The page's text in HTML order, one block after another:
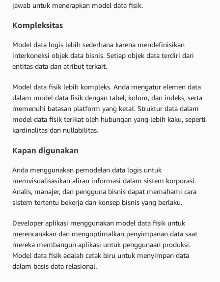
jawab untuk menerapkan model data fisik.
Kompleksitas
Model data logis lebih sederhana karena mendefinisikan
interkoneksi objek data bisnis. Setiap objek data terdiri dari
entitas data dan atribut terkait.
Model data fisik lebih kompleks. Anda mengatur elemen data
dalam model data fisik dengan tabel, kolom, dan indeks, serta
memenuhi batasan platform yang ketat. Struktur data dalam
model data fisik terikat oleh hubungan yang lebih kaku, seperti
kardinalitas dan nullabilitas.
Kapan digunakan
Anda menggunakan pemodelan data logis untuk
memvisualisasikan aliran informasi dalam sistem korporasi.
Analis, manajer, dan pengguna bisnis dapat memahami cara
sistem tertentu bekerja dan konsep bisnis yang berlaku.
Developer aplikasi menggunakan model data fisik untuk
merencanakan dan mengoptimalkan penyimpanan data saat
mereka membangun aplikasi untuk penggunaan produksi.
Model data fisik adalah cetak biru untuk menyimpan data
dalam basis data relasional.